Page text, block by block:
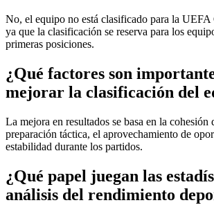
No, el equipo no está clasificado para la UEFA
ya que la clasificación se reserva para los
primeras posiciones.
¿Qué factores son
mejorar la clasificación del
La mejora en resultados se basa en la cohesión
preparación táctica, el aprovechamiento de
estabilidad durante los partidos.
¿Qué papel juegan las
análisis del rendimiento